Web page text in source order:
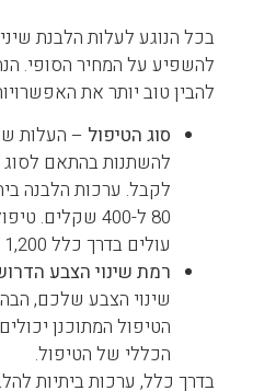
בכל הנוגע לעלות הלבנת
להשפיע על המחיר הסופי.
להבין טוב יותר את
סוג הטיפול – העלות
להשתנות בהתאם
לקבל. ערכות הלבנה
80 ל-400
עולים בדרך כלל 1,200 עד 2,000 ש"ח לביקור.
רמת שינוי הצבע
שינוי הצבע שלכם,
הטיפול המתוכנן
הכללי של הטיפול.
בדרך כלל, ערכות ביתיות